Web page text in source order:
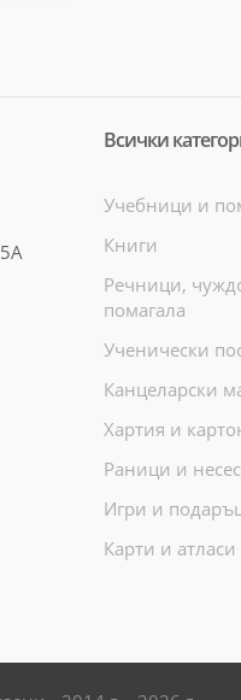
Всички
Учебници и
Книги
Речници,
помагала
Ученически
Канцеларски
Хартия и
Раници и
Игри и
Карти и атласи